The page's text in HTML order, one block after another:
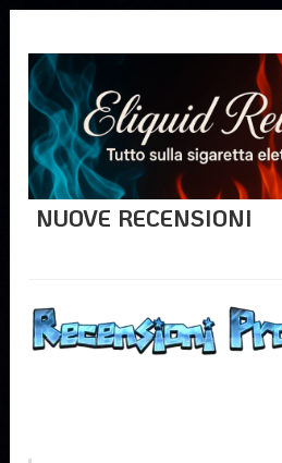
NUOVE RECENSIONI